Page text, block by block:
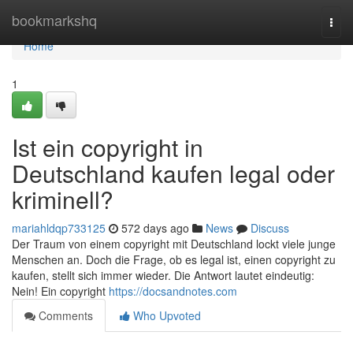
bookmarkshq
Home
Home
1
Ist ein copyright in
Deutschland kaufen legal oder
kriminell?
mariahldqp733125 572 days ago News
Discuss
Der Traum von einem copyright mit Deutschland lockt viele junge
Menschen an. Doch die Frage, ob es legal ist, einen copyright zu
kaufen, stellt sich immer wieder. Die Antwort lautet eindeutig:
Nein! Ein copyright https://docsandnotes.com
Comments
Who Upvoted